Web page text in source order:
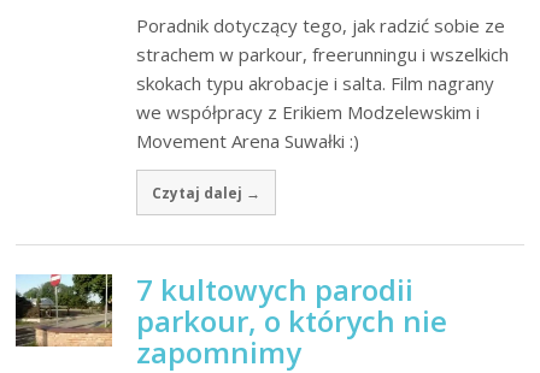
Poradnik dotyczący tego, jak radzić sobie ze
strachem w parkour, freerunningu i wszelkich
skokach typu akrobacje i salta. Film nagrany
we współpracy z Erikiem Modzelewskim i
Movement Arena Suwałki :)
Czytaj dalej →
7 kultowych parodii
parkour, o których nie
zapomnimy